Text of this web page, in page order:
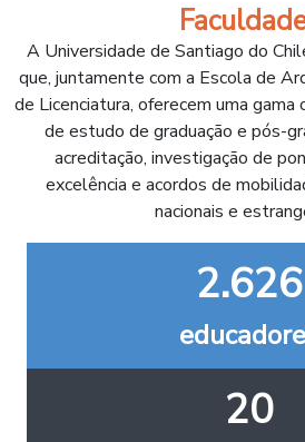
A Universidade de Santiago do
que, juntamente com a Escola de
de Licenciatura, oferecem uma
de estudo de graduação e pós-
acreditação, investigação de
excelência e acordos de
nacionais e
2.626
20